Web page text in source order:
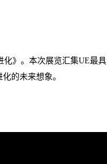
化》。本次展览汇集UE最具
的未来想象。